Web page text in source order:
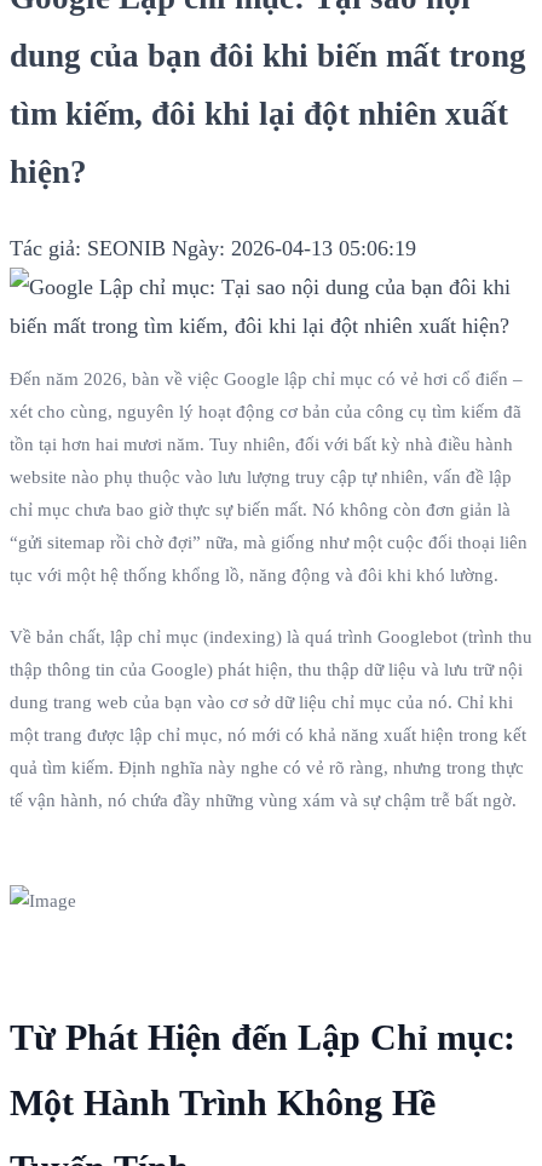
dung của bạn đôi khi biến mất trong
tìm kiếm, đôi khi lại đột nhiên xuất
hiện?
Tác giả: SEONIB Ngày: 2026-04-13 05:06:19
Đến năm 2026, bàn về việc Google lập chỉ mục có vẻ hơi cổ điển –
xét cho cùng, nguyên lý hoạt động cơ bản của công cụ tìm kiếm đã
tồn tại hơn hai mươi năm. Tuy nhiên, đối với bất kỳ nhà điều hành
website nào phụ thuộc vào lưu lượng truy cập tự nhiên, vấn đề lập
chỉ mục chưa bao giờ thực sự biến mất. Nó không còn đơn giản là
“gửi sitemap rồi chờ đợi” nữa, mà giống như một cuộc đối thoại liên
tục với một hệ thống khổng lồ, năng động và đôi khi khó lường.
Về bản chất, lập chỉ mục (indexing) là quá trình Googlebot (trình thu
thập thông tin của Google) phát hiện, thu thập dữ liệu và lưu trữ nội
dung trang web của bạn vào cơ sở dữ liệu chỉ mục của nó. Chỉ khi
một trang được lập chỉ mục, nó mới có khả năng xuất hiện trong kết
quả tìm kiếm. Định nghĩa này nghe có vẻ rõ ràng, nhưng trong thực
tế vận hành, nó chứa đầy những vùng xám và sự chậm trễ bất ngờ.
Từ Phát Hiện đến Lập Chỉ mục:
Một Hành Trình Không Hề